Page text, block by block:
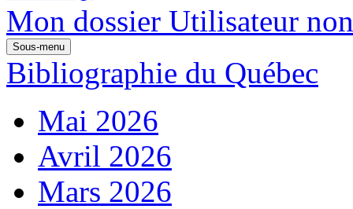
Mon dossier Utilisateur
Sous-menu
Bibliographie du Québec
Mai 2026
Avril 2026
Mars 2026